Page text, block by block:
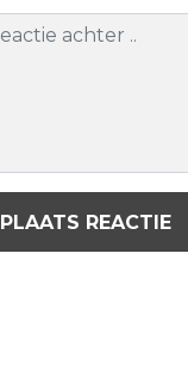
PLAATS REACTIE